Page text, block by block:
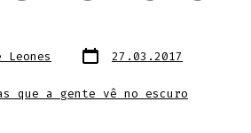
Leones Data
do
27.03.2017
que a gente vê no escuro